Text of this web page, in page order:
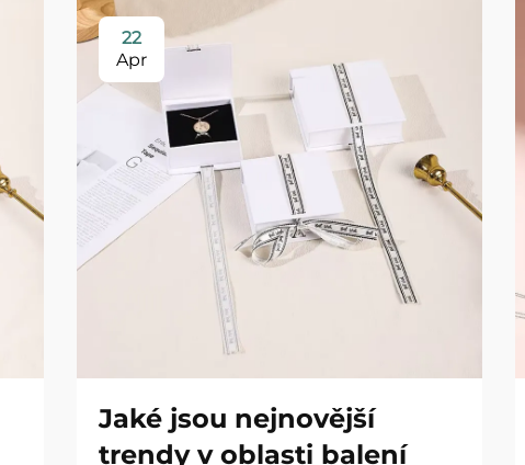
22
Apr
Jaké jsou nejnovější
trendy v oblasti balení